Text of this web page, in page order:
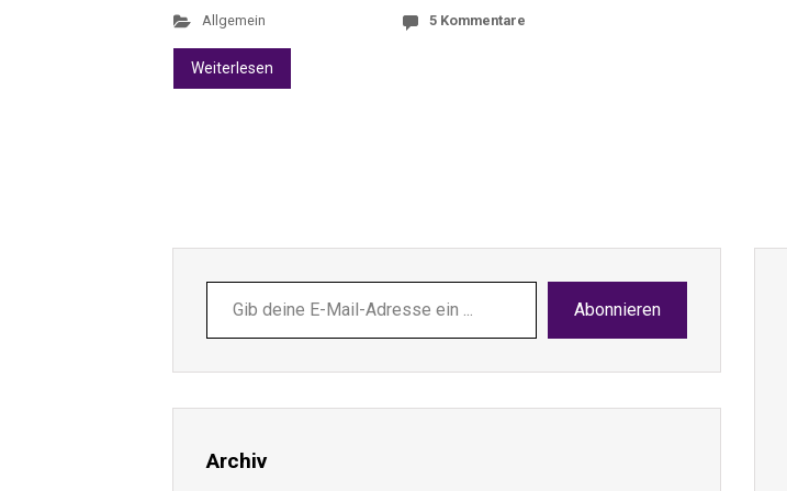
Allgemein 5 Kommentare
Weiterlesen
deine
E-
ein ...
Abonnieren
Archiv